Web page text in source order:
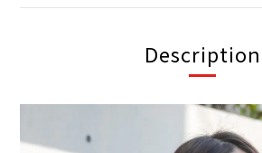
Description